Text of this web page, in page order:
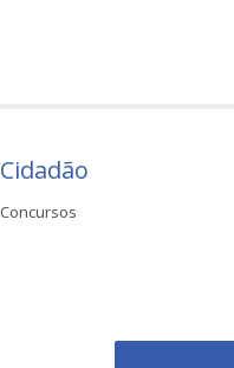
Cidadão
Concursos